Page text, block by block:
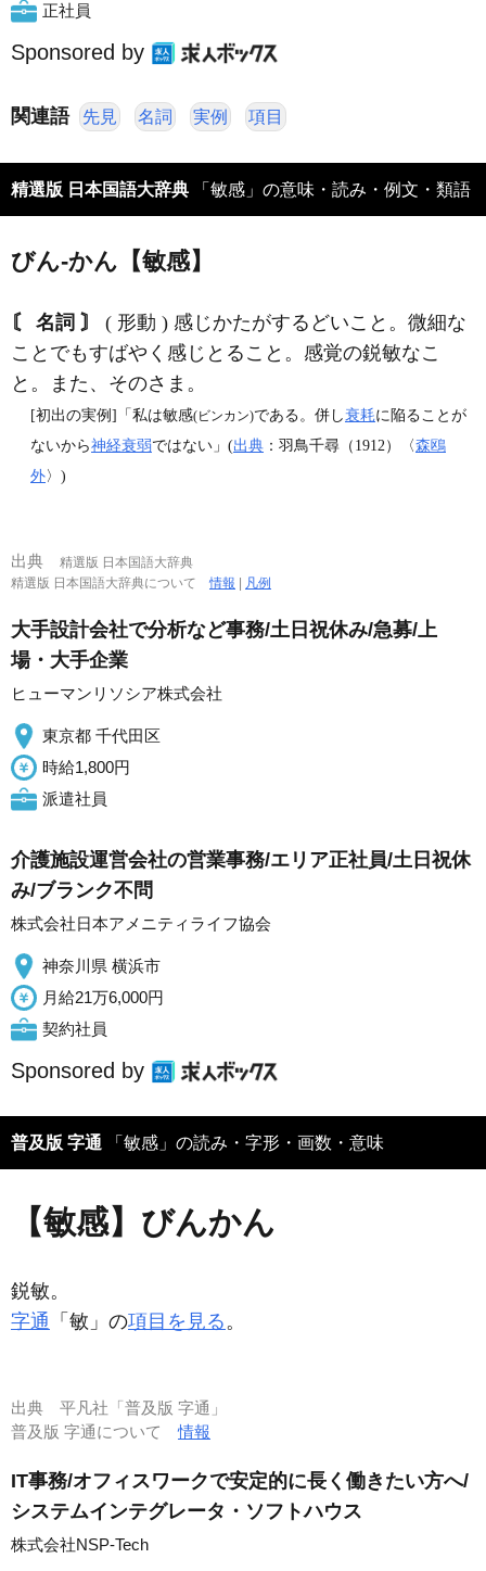
正社員
Sponsored by
関連語 先見 名詞 実例 項目
精選版 日本国語大辞典 「敏感」の意味・読み・例文・類語
びん‐かん【敏感】
〘 名詞 〙
( 形動 ) 感じかたがするどいこと。微細な
ことでもすばやく感じとること。感覚の鋭敏なこ
と。また、そのさま。
[初出の実例]「私は敏感(ビンカン)である。併し衰耗に陥ることが
ないから神経衰弱ではない」(出典 ：羽鳥千尋（1912）〈森鴎
外〉)
出典
精選版 日本国語大辞典
精選版 日本国語大辞典について情報 凡例
大手設計会社で分析など事務/土日祝休み/急募/上
場・大手企業
ヒューマンリソシア株式会社
東京都 千代田区
時給1,800円
派遣社員
介護施設運営会社の営業事務/エリア正社員/土日祝休
み/ブランク不問
株式会社日本アメニティライフ協会
神奈川県 横浜市
月給21万6,000円
契約社員
Sponsored by
普及版 字通 「敏感」の読み・字形・画数・意味
【敏感】びんかん
鋭敏。
字通 「敏」の項目を見る。
出典 平凡社「普及版 字通」
普及版 字通について情報
IT事務/オフィスワークで安定的に長く働きたい方へ/
システムインテグレータ・ソフトハウス
株式会社NSP-Tech